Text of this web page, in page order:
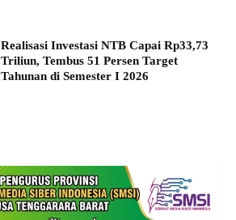
Realisasi Investasi NTB Capai Rp33,73
Triliun, Tembus 51 Persen Target
Tahunan di Semester I 2026